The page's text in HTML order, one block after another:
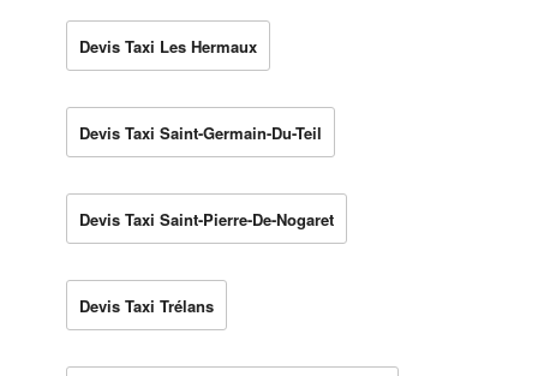
Devis Taxi Les Hermaux
Devis Taxi Saint-Germain-Du-Teil
Devis Taxi Saint-Pierre-De-Nogaret
Devis Taxi Trélans